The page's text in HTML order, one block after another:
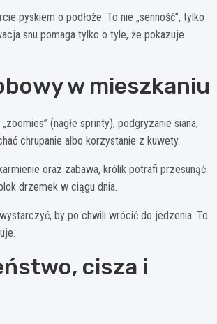
pyskiem o podłoże. To nie „senność”, tylko
snu pomaga tylko o tyle, że pokazuje
w mieszkaniu
(nagłe sprinty), podgryzanie siana,
chrupanie albo korzystanie z kuwety.
oraz zabawa, królik potrafi przesunąć
drzemek w ciągu dnia.
by po chwili wrócić do jedzenia. To
cisza i